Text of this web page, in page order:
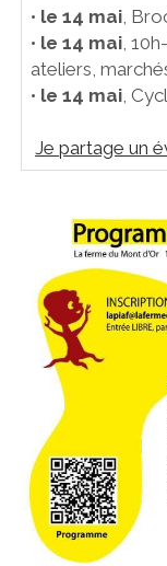
• le 14 mai ,
• le 14 mai ,
ateliers,
• le 14 mai ,
Je partage un